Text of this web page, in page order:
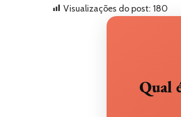
Visualizações do post: 180
Qual